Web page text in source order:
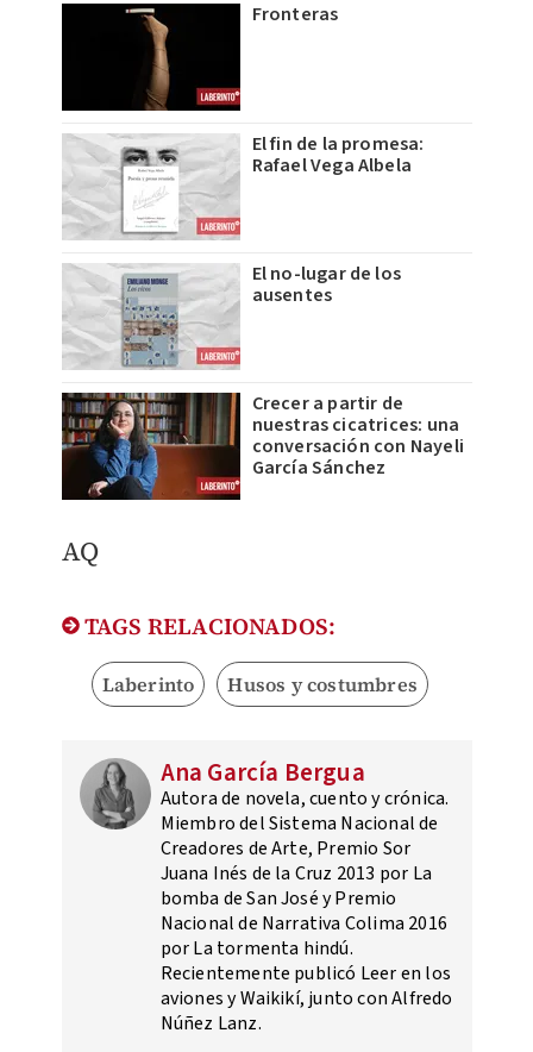
Fronteras
El fin de la promesa:
Rafael Vega Albela
El no-lugar de los
ausentes
Crecer a partir de
nuestras cicatrices: una
conversación con Nayeli
García Sánchez
AQ
TAGS RELACIONADOS:
Laberinto Husos y costumbres
Ana García Bergua
Autora de novela, cuento y crónica.
Miembro del Sistema Nacional de
Creadores de Arte, Premio Sor
Juana Inés de la Cruz 2013 por La
bomba de San José y Premio
Nacional de Narrativa Colima 2016
por La tormenta hindú.
Recientemente publicó Leer en los
aviones y Waikikí, junto con Alfredo
Núñez Lanz.